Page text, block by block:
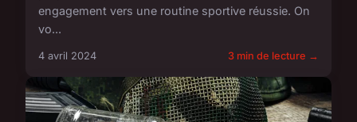
engagement vers une routine sportive réussie. On
vo...
4 avril 2024 3 min de lecture →